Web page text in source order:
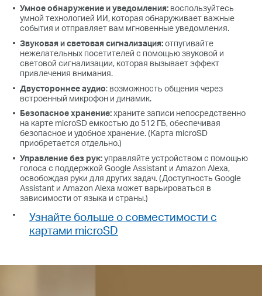
Умное обнаружение и уведомления: воспользуйтесь
умной технологией ИИ, которая обнаруживает важные
события и отправляет вам мгновенные уведомления.
Звуковая и световая сигнализация:отпугивайте
нежелательных посетителей с помощью звуковой и
световой сигнализации, которая вызывает эффект
привлечения внимания.
Двустороннее аудио: возможность общения через
встроенный микрофон и динамик.
Безопасное хранение:храните записи непосредственно
на карте microSD емкостью до 512 ГБ, обеспечивая
безопасное и удобное хранение. (Карта microSD
приобретается отдельно.)
Управление без рук:управляйте устройством с помощью
голоса с поддержкой Google Assistant и Amazon Alexa,
освобождая руки для других задач. (Доступность Google
Assistant и Amazon Alexa может варьироваться в
зависимости от языка и страны.)
Узнайте больше о совместимости с
картами microSD